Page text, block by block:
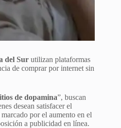
del Sur utilizan plataformas
de comprar por internet sin
de dopamina”, buscan
desean satisfacer el
por el aumento en el
a publicidad en línea.